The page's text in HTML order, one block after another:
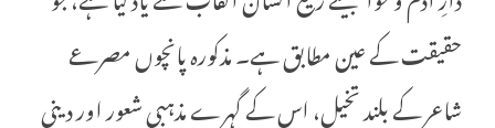
حقیقت کے عین مطابق ہے۔ مذکورہ پانچوں مصرعے
شاعر کے بلند تخیل، اس کے گہرے مذہبی شعور اور دینی